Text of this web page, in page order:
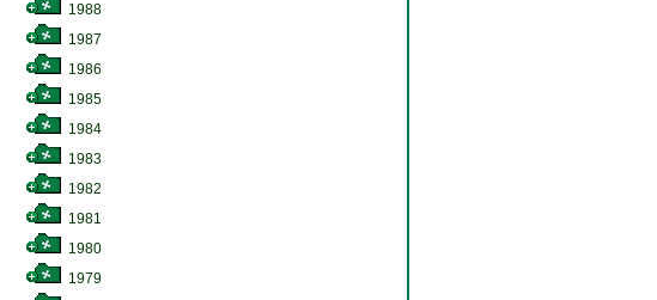
1988
1987
1986
1985
1984
1983
1982
1981
1980
1979